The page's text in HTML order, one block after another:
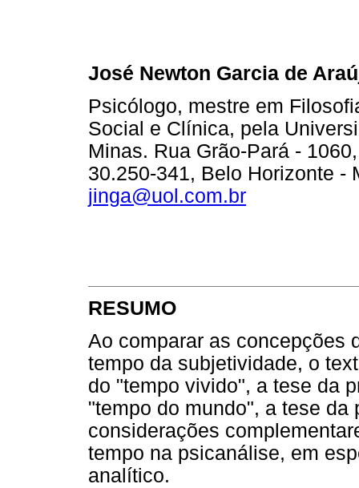
José Newton Garcia de
Psicólogo, mestre em
Social e Clínica, pela
Minas. Rua Grão-Pará -
30.250-341, Belo Horizonte -
jinga@uol.com.br
RESUMO
Ao comparar as concepções
tempo da subjetividade, o
do "tempo vivido", a tese da
"tempo do mundo", a tese
considerações
tempo na psicanálise, em
analítico.